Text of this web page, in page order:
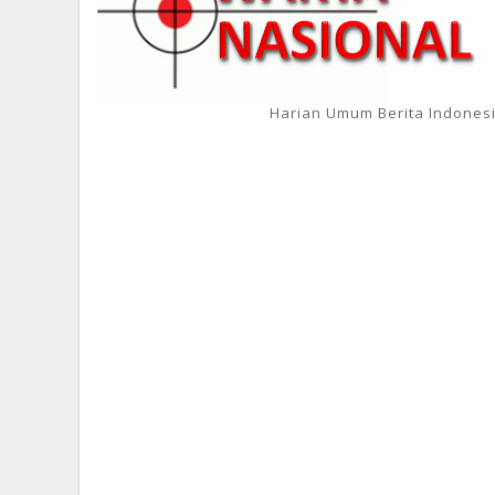
Harian Umum Berita